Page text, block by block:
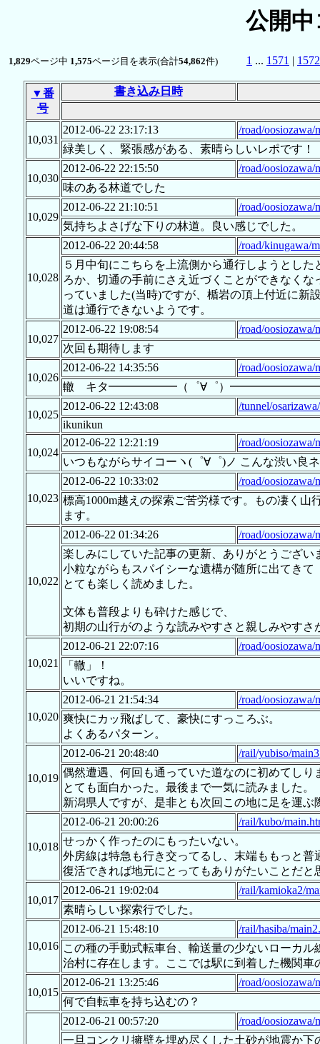
公開
1,829ページ中 1,575ページ目を表示(合計54,862件) 1 ... 1571 | 1572
▼番
号
書き込み日時
10,031
2012-06-22 23:17:13
/road/oosiozawa/
緑美しく、緊張感がある、素晴らしいレポです！
10,030
2012-06-22 22:15:50
/road/oosiozawa/
味のある林道でした
10,029
2012-06-22 21:10:51
/road/oosiozawa/
気持ちよさげな下りの林道。良い感じでした。
10,028
2012-06-22 20:44:58
/road/kinugawa/
５月中旬にこちらを上流側から通行しようとし
ろか、切通の手前にさえ近づくことができなく
っていました(当時)ですが、楯岩の頂上付近に新
道は通行できないようです。
10,027
2012-06-22 19:08:54
/road/oosiozawa/
次回も期待します
10,026
2012-06-22 14:35:56
/road/oosiozawa/
轍 キタ━━━━━━（゜∀゜）
10,025
2012-06-22 12:43:08
/tunnel/
ikunikun
10,024
2012-06-22 12:21:19
/road/oosiozawa/
いつもながらサイコーヽ(゜∀゜)ノ こんな渋い良
10,023
2012-06-22 10:33:02
/road/oosiozawa/
標高1000m越えの探索ご苦労様です。もの凄く
ます。
10,022
2012-06-22 01:34:26
/road/oosiozawa/
楽しみにしていた記事の更新、ありがとうござい
小粒ながらもスパイシーな遺構が随所に出てきて
とても楽しく読めました。
文体も普段よりも砕けた感じで、
初期の山行がのような読みやすさと親しみやすさ
10,021
2012-06-21 22:07:16
/road/oosiozawa/
「轍」！
いいですね。
10,020
2012-06-21 21:54:34
/road/oosiozawa/
爽快にカッ飛ばして、豪快にすっころぶ。
よくあるパターン。
10,019
2012-06-21 20:48:40
/rail/yubiso/
偶然遭遇、何回も通っていた道なのに初めてしり
とても面白かった。最後まで一気に読みました。
新潟県人ですが、是非とも次回この地に足を運
10,018
2012-06-21 20:00:26
/rail/kubo/
せっかく作ったのにもったいない。
外房線は特急も行き交ってるし、末端ももっと
復活できれば地元にとってもありがたいことだと
10,017
2012-06-21 19:02:04
/rail/kamioka2/
素晴らしい探索行でした。
10,016
2012-06-21 15:48:10
/rail/hasiba/
この種の手動式転車台、輸送量の少ないローカ
治村に存在します。ここでは駅に到着した機関
10,015
2012-06-21 13:25:46
/road/oosiozawa/
何で自転車を持ち込むの？
2012-06-21 00:57:20
/road/oosiozawa/
一旦コンクリ擁壁を埋め尽くした土砂が地震か